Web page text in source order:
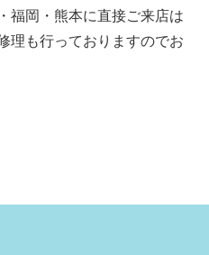
福岡・熊本に直接ご来店は
理も行っておりますのでお